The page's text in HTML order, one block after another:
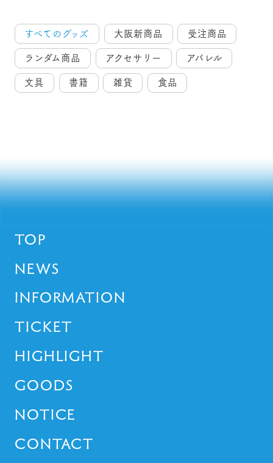
すべてのグッズ 大阪新商品 受注商品
ランダム商品 アクセサリー アパレル
文具 書籍 雑貨 食品
TOP
NEWS
INFORMATION
TICKET
HIGHLIGHT
GOODS
NOTICE
CONTACT